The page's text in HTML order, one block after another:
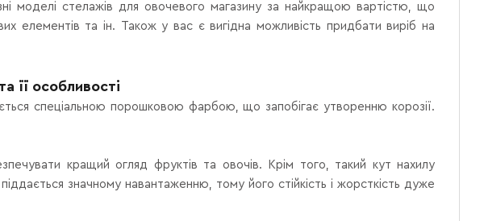
моделі стелажів для овочевого магазину за найкращою вартістю, що
елементів та ін. Також у вас є вигідна можливість придбати виріб на
її особливості
спеціальною порошковою фарбою, що запобігає утворенню корозії.
кращий огляд фруктів та овочів. Крім того, такий кут нахилу
значному навантаженню, тому його стійкість і жорсткість дуже